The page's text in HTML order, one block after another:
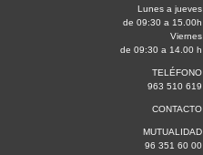
Lunes a jueves
de 09:30 a 15.00h
Viernes
de 09:30 a 14.00 h
TELÉFONO
963 510 619
CONTACTO
MUTUALIDAD
96 351 60 00